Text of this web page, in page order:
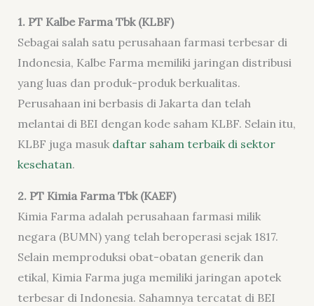
1. PT Kalbe Farma Tbk (KLBF)
Sebagai salah satu perusahaan farmasi terbesar di
Indonesia, Kalbe Farma memiliki jaringan distribusi
yang luas dan produk-produk berkualitas.
Perusahaan ini berbasis di Jakarta dan telah
melantai di BEI dengan kode saham KLBF. Selain itu,
KLBF juga masuk daftar saham terbaik di sektor
kesehatan.
2. PT Kimia Farma Tbk (KAEF)
Kimia Farma adalah perusahaan farmasi milik
negara (BUMN) yang telah beroperasi sejak 1817.
Selain memproduksi obat-obatan generik dan
etikal, Kimia Farma juga memiliki jaringan apotek
terbesar di Indonesia. Sahamnya tercatat di BEI